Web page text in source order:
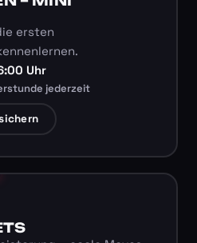
ersten
Uhr
jederzeit